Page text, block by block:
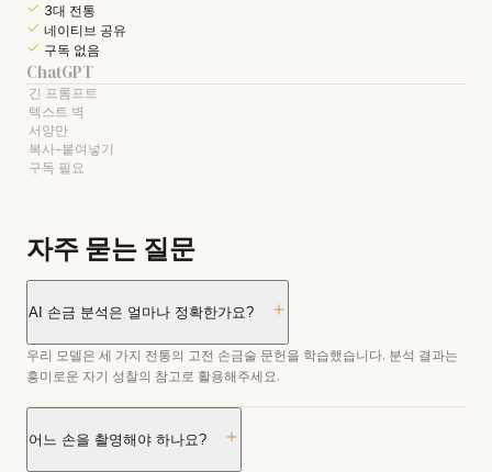
3대 전통
네이티브 공유
구독 없음
ChatGPT
긴 프롬프트
텍스트 벽
서양만
복사-붙여넣기
구독 필요
자주 묻는 질문
AI 손금 분석은 얼마나 정확한가요?
우리 모델은 세 가지 전통의 고전 손금술 문헌을 학습했습니다. 분석 결과는
흥미로운 자기 성찰의 참고로 활용해주세요.
어느 손을 촬영해야 하나요?